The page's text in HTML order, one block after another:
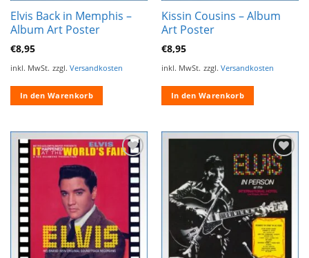
Elvis Back in Memphis –
Album Art Poster
€8,95
inkl. MwSt. zzgl. Versandkosten
In den Warenkorb
Kissin Cousins – Album
Art Poster
€8,95
inkl. MwSt. zzgl. Versandkosten
In den Warenkorb
Wunschliste
hinzufügen
Zur
Wunschliste
hinzufügen